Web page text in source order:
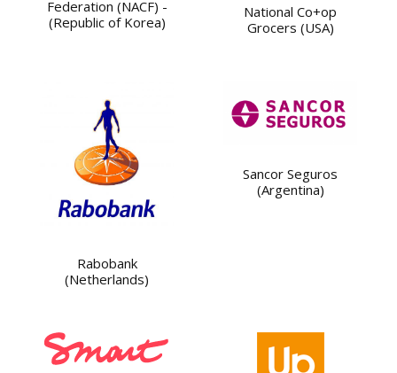
Federation (NACF) -
(Republic of Korea)
National Co+op
Grocers (USA)
Rabobank
(Netherlands)
Sancor Seguros
(Argentina)